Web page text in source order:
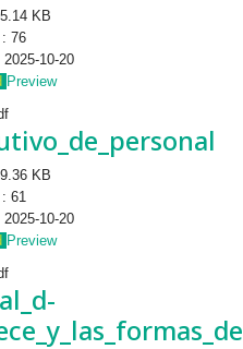
KB
76
2025-10-20
Preview
KB
61
2025-10-20
Preview